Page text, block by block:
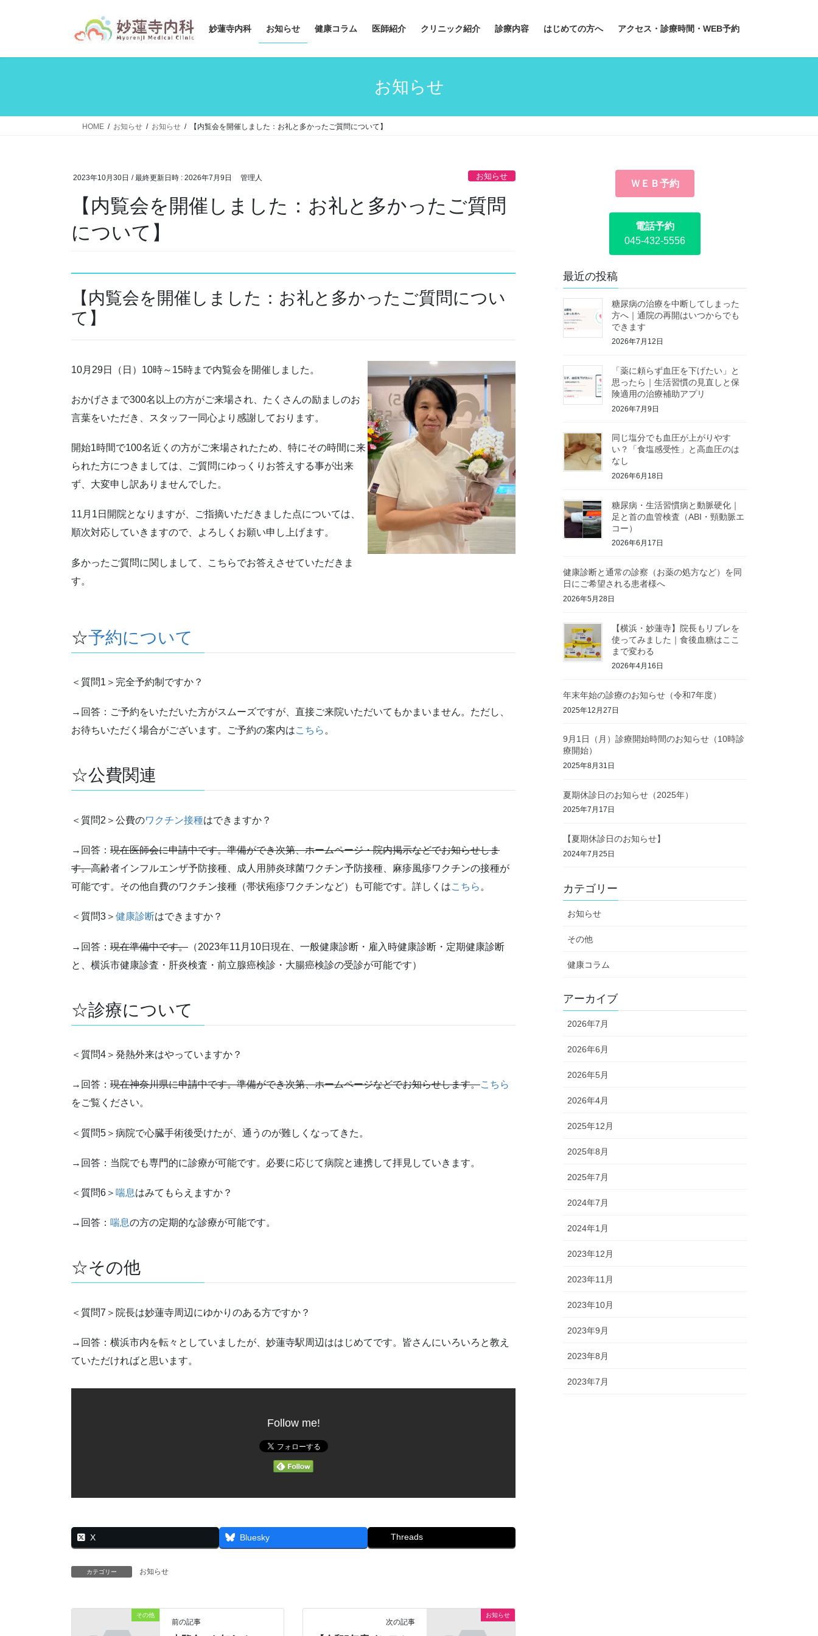
妙蓮寺内科 お知らせ 健康コラム 医師紹介 クリニック紹介 診療内容 はじめての方へ アクセス・診療時間・WEB予約
お知らせ
HOME お知らせ お知らせ 【内覧会を開催しました：お礼と多かったご質問について】
2023年10月30日 / 最終更新日時 : 2026年7月9日 管理人 お知らせ
【内覧会を開催しました：お礼と多かったご質問
について】
【内覧会を開催しました：お礼と多かったご質問につい
て】
10月29日（日）10時～15時まで内覧会を開催しました。
おかげさまで300名以上の方がご来場され、たくさんの励ましのお
言葉をいただき、スタッフ一同心より感謝しております。
開始1時間で100名近くの方がご来場されたため、特にその時間に来
られた方につきましては、ご質問にゆっくりお答えする事が出来
ず、大変申し訳ありませんでした。
11月1日開院となりますが、ご指摘いただきました点については、
順次対応していきますので、よろしくお願い申し上げます。
多かったご質問に関しまして、こちらでお答えさせていただきま
す。
☆予約について
＜質問1＞完全予約制ですか？
→回答：ご予約をいただいた方がスムーズですが、直接ご来院いただいてもかまいません。ただし、
お待ちいただく場合がございます。ご予約の案内はこちら。
☆公費関連
＜質問2＞公費のワクチン接種はできますか？
→回答： 現在医師会に申請中です。準備ができ次第、ホームページ・院内掲示などでお知らせしま
す。高齢者インフルエンザ予防接種、成人用肺炎球菌ワクチン予防接種、麻疹風疹ワクチンの接種が
可能です。その他自費のワクチン接種（帯状疱疹ワクチンなど）も可能です。詳しくはこちら 。
＜質問3＞ 健康診断はできますか？
→回答： 現在準備中です。 （2023年11月10日現在、一般健康診断・雇入時健康診断・定期健康診断
と、横浜市健康診査・肝炎検査・前立腺癌検診・大腸癌検診の受診が可能です）
☆診療について
＜質問4＞発熱外来はやっていますか？
→回答： 現在神奈川県に申請中です。準備ができ次第、ホームページなどでお知らせします。こちら
をご覧ください。
＜質問5＞病院で心臓手術後受けたが、通うのが難しくなってきた。
→回答：当院でも専門的に診療が可能です。必要に応じて病院と連携して拝見していきます。
＜質問6＞ 喘息はみてもらえますか？
→回答： 喘息の方の定期的な診療が可能です。
☆その他
＜質問7＞院長は妙蓮寺周辺にゆかりのある方ですか？
→回答：横浜市内を転々としていましたが、妙蓮寺駅周辺ははじめてです。皆さんにいろいろと教え
ていただければと思います。
Follow me!
X Bluesky Threads
カテゴリー お知らせ
その他
前の記事
お知らせ
次の記事
ＷＥＢ予約
電話予約
045-432-5556
最近の投稿
糖尿病の治療を中断してしまった
方へ｜通院の再開はいつからでも
できます
2026年7月12日
「薬に頼らず血圧を下げたい」と
思ったら｜生活習慣の見直しと保
険適用の治療補助アプリ
2026年7月9日
同じ塩分でも血圧が上がりやす
い？「食塩感受性」と高血圧のは
なし
2026年6月18日
糖尿病・生活習慣病と動脈硬化｜
足と首の血管検査（ABI・頸動脈エ
コー）
2026年6月17日
健康診断と通常の診察（お薬の処方など）を同
日にご希望される患者様へ
2026年5月28日
【横浜・妙蓮寺】院長もリブレを
使ってみました｜食後血糖はここ
まで変わる
2026年4月16日
年末年始の診療のお知らせ（令和7年度）
2025年12月27日
9月1日（月）診療開始時間のお知らせ（10時診
療開始）
2025年8月31日
夏期休診日のお知らせ（2025年）
2025年7月17日
【夏期休診日のお知らせ】
2024年7月25日
カテゴリー
お知らせ
その他
健康コラム
アーカイブ
2026年7月
2026年6月
2026年5月
2026年4月
2025年12月
2025年8月
2025年7月
2024年7月
2024年1月
2023年12月
2023年11月
2023年10月
2023年9月
2023年8月
2023年7月